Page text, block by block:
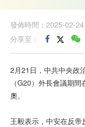
發佈時間：2025-02-24
分享至：
2月21日，中共中央政
（G20）外長會議期
奧。
王毅表示，中安在反